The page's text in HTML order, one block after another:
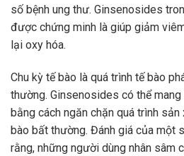
số bệnh ung thư. Ginsenosides
được chứng minh là giúp giảm
lại oxy hóa.
Chu kỳ tế bào là quá trình tế bào
thường. Ginsenosides có thể
bằng cách ngăn chặn quá trình
bào bất thường. Đánh giá của một
rằng, những người dùng nhân sâm